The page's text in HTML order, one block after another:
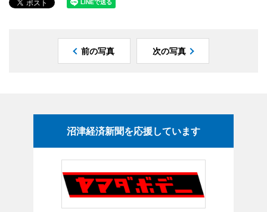
前の写真 次の写真
沼津経済新聞を応援しています